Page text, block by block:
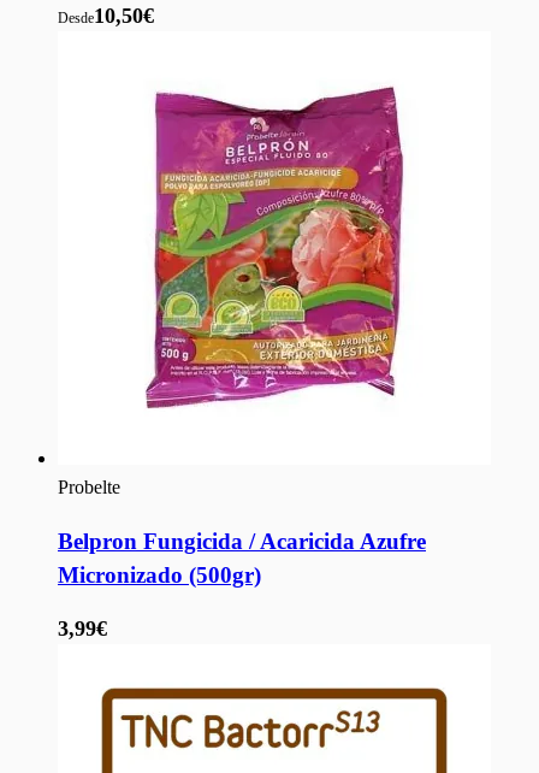
Desde10,50€
Probelte
Belpron Fungicida / Acaricida Azufre
Micronizado (500gr)
3,99€